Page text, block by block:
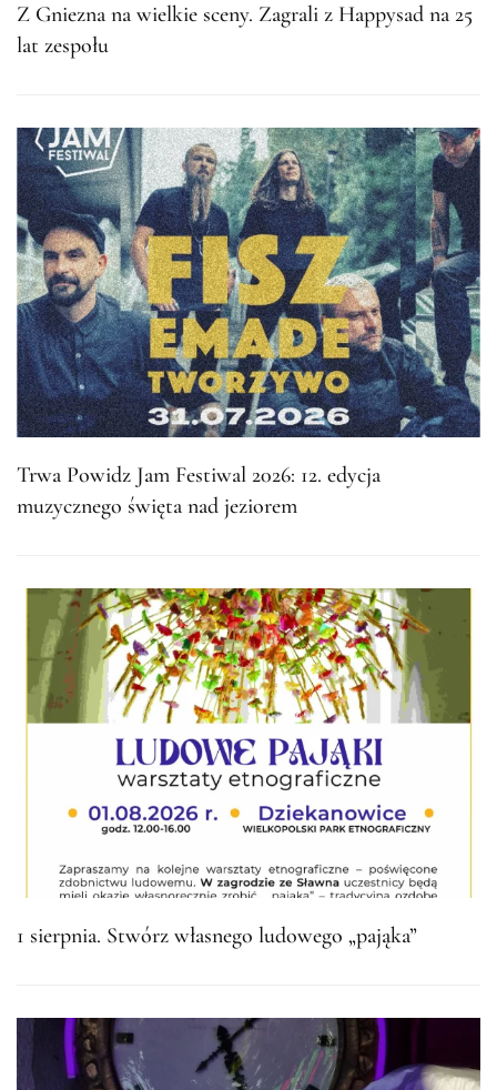
Z Gniezna na wielkie sceny. Zagrali z Happysad na 25
lat zespołu
Trwa Powidz Jam Festiwal 2026: 12. edycja
muzycznego święta nad jeziorem
1 sierpnia. Stwórz własnego ludowego „pająka”